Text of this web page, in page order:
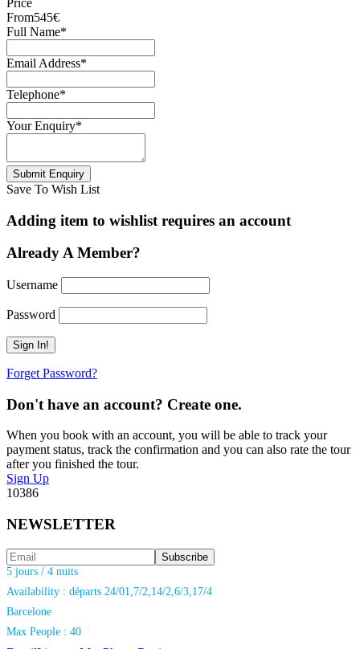
From545€
Full Name*
Email Address*
Telephone*
Your Enquiry*
Save To Wish List
Adding item to wishlist requires an account
Already A Member?
Username
Password
Forget Password?
Don't have an account? Create one.
When you book with an account, you will be able to track your
payment status, track the confirmation and you can also rate the tour
after you finished the tour.
Sign Up
10386
NEWSLETTER
5 jours / 4 nuits
Availability : départs 24/01,7/2,14/2,6/3,17/4
Barcelone
Max People : 40